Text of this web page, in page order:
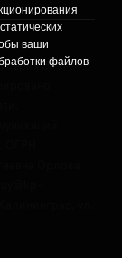
ваши
файлов
о
серия Эл №